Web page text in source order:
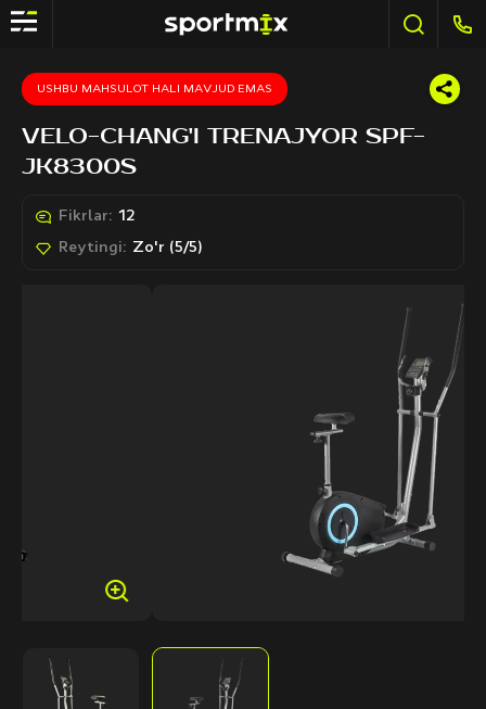
USHBU MAHSULOT HALI MAVJUD EMAS
VELO-CHANG'I TRENAJYOR SPF-
JK8300S
Fikrlar: 12
Reytingi: Zo'r (5/5)